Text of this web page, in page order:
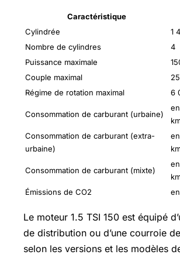
Caractéristique
Cylindrée
1
Nombre de cylindres
4
Puissance maximale
Couple maximal
Régime de rotation maximal
6
Consommation de carburant (urbaine)
Consommation de carburant (extra-
urbaine)
Consommation de carburant (mixte)
Émissions de CO2
Le moteur 1.5 TSI 150 est équipé
de distribution ou d’une courroie
selon les versions et les modèles